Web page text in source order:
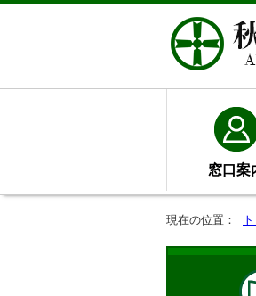
窓口案
現在の位置：